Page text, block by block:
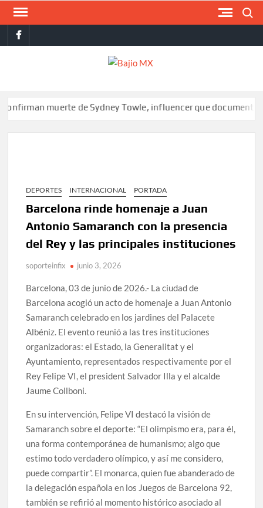
Saltar
contenidofacebook
muerte de Sydney Towle, influencer que documentó su
DEPORTES INTERNACIONAL PORTADA
Barcelona rinde homenaje a Juan
Antonio Samaranch con la presencia
del Rey y las principales instituciones
soporteinfix junio 3, 2026
Barcelona, 03 de junio de 2026.- La ciudad de
Barcelona acogió un acto de homenaje a Juan Antonio
Samaranch celebrado en los jardines del Palacete
Albéniz. El evento reunió a las tres instituciones
organizadoras: el Estado, la Generalitat y el
Ayuntamiento, representados respectivamente por el
Rey Felipe VI, el president Salvador Illa y el alcalde
Jaume Collboni.
En su intervención, Felipe VI destacó la visión de
Samaranch sobre el deporte: “El olimpismo era, para él,
una forma contemporánea de humanismo; algo que
estimo todo verdadero olímpico, y así me considero,
puede compartir”. El monarca, quien fue abanderado de
la delegación española en los Juegos de Barcelona 92,
también se refirió al momento histórico asociado al